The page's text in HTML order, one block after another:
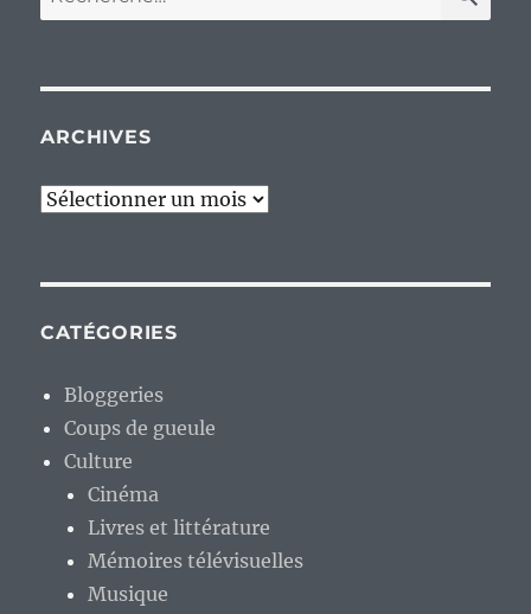
pour :
ARCHIVES
Archives
CATÉGORIES
Bloggeries
Coups de gueule
Culture
Cinéma
Livres et littérature
Mémoires télévisuelles
Musique